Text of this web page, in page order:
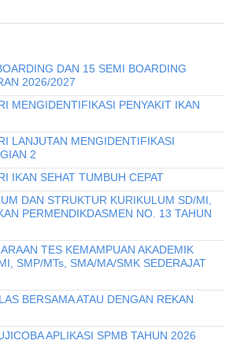
DAN 15 SEMI BOARDING
2026/2027
MENGIDENTIFIKASI PENYAKIT IKAN
LANJUTAN MENGIDENTIFIKASI
2
IKAN SEHAT TUMBUH CEPAT
DAN STRUKTUR KURIKULUM SD/MI,
PERMENDIKDASMEN NO. 13 TAHUN
TES KEMAMPUAN AKADEMIK
SMP/MTs, SMA/MA/SMK SEDERAJAT
BERSAMA ATAU DENGAN REKAN
APLIKASI SPMB TAHUN 2026